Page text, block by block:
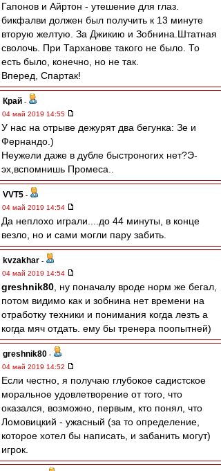
Гапонов и Айртон - утешение для глаз.
бикфалви должен был получить к 13 минуте
вторую желтую. За Джикию и Зобнина.Штатная
сволочь. При Тарханове такого не было. То
есть было, конечно, но не так.
Вперед, Спартак!
Край -
04 май 2019 14:55
У нас на отрыве дежурят два бегунка: Зе и
Фернандо.)
Неужели даже в дубле быстроногих нет?Э-
эх,вспомнишь Промеса..
VVT5 -
04 май 2019 14:54
Да неплохо играли....до 44 минуты, в конце
везло, но и сами могли пару забить.
kvzakhar -
04 май 2019 14:54
greshnik80 , ну поначалу вроде норм же бегал,
потом видимо как и зобнина нет времени на
отработку техники и понимания когда лезть а
когда мяч отдать. ему бы тренера поопытней)
greshnik80 -
04 май 2019 14:52
Если честно, я получаю глубокое садистское
моральное удовлетворение от того, что
оказался, возможно, первым, кто понял, что
Ломовицкий - ужасный (за то определение,
которое хотел бы написать, и забанить могут)
игрок.